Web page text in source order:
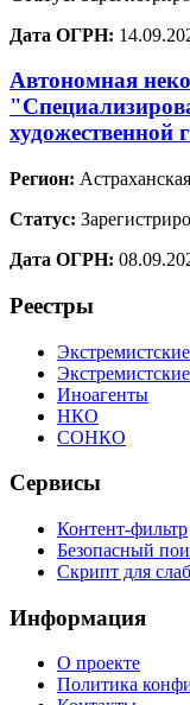
Дата ОГРН:
Автономная
художественной
Регион:
Статус:
Дата ОГРН:
Реестры
Иноагенты
НКО
СОНКО
Сервисы
Контент-фильтр
Безопасный
Скрипт для
Информация
О проекте
Политика